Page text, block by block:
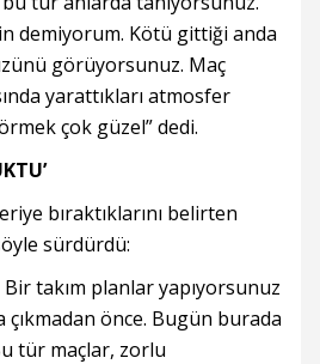
demiyorum. Kötü gittiği anda
görüyorsunuz. Maç
yarattıkları atmosfer
çok güzel” dedi.
bıraktıklarını belirten
sürdürdü:
takım planlar yapıyorsunuz
çıkmadan önce. Bugün burada
tür maçlar, zorlu